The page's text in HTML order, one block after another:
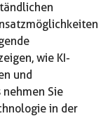
wie KI-
und
Sie
in der